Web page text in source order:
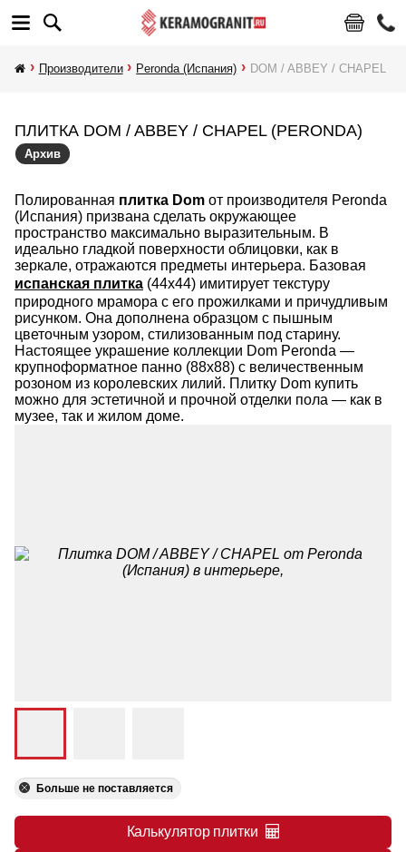
Производители Peronda (Испания) DOM / ABBEY / CHAPEL
ПЛИТКА DOM / ABBEY / CHAPEL (PERONDA)
Архив
Полированная плитка Dom от производителя Peronda
(Испания) призвана сделать окружающее
пространство максимально выразительным. В
идеально гладкой поверхности облицовки, как в
зеркале, отражаются предметы интерьера. Базовая
испанская плитка (44х44) имитирует текстуру
природного мрамора с его прожилками и причудливым
рисунком. Она дополнена образцом с пышным
цветочным узором, стилизованным под старину.
Настоящее украшение коллекции Dom Peronda —
крупноформатное панно (88х88) с величественным
розоном из королевских лилий. Плитку Dom купить
можно для эстетичной и прочной отделки пола — как в
музее, так и жилом доме.
Больше не поставляется
Калькулятор плитки